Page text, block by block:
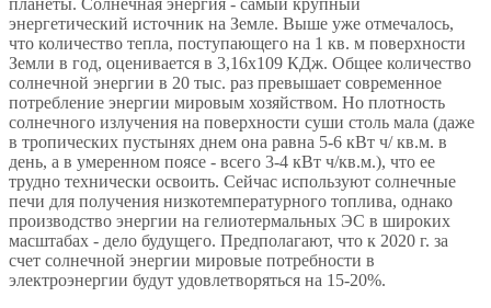
планеты. Солнечная энергия - самый крупный
энергетический источник на Земле. Выше уже отмечалось,
что количество тепла, поступающего на 1 кв. м поверхности
Земли в год, оценивается в 3,16х109 КДж. Общее количество
солнечной энергии в 20 тыс. раз превышает современное
потребление энергии мировым хозяйством. Но плотность
солнечного излучения на поверхности суши столь мала (даже
в тропических пустынях днем она равна 5-6 кВт ч/ кв.м. в
день, а в умеренном поясе - всего 3-4 кВт ч/кв.м.), что ее
трудно технически освоить. Сейчас используют солнечные
печи для получения низкотемпературного топлива, однако
производство энергии на гелиотермальных ЭС в широких
масштабах - дело будущего. Предполагают, что к 2020 г. за
счет солнечной энергии мировые потребности в
электроэнергии будут удовлетворяться на 15-20%.